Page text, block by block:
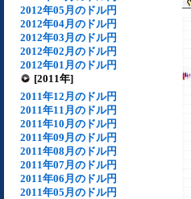
2012年05月のドル円
2012年04月のドル円
2012年03月のドル円
2012年02月のドル円
2012年01月のドル円
[2011年]
2011年12月のドル円
2011年11月のドル円
2011年10月のドル円
2011年09月のドル円
2011年08月のドル円
2011年07月のドル円
2011年06月のドル円
2011年05月のドル円